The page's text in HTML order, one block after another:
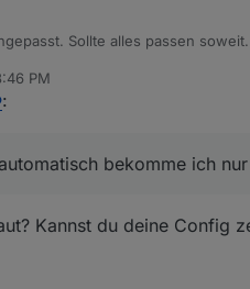
Sollte alles passen
20:54:55","DeviceId":"F-
1}
das Gerät nicht im SHM. :(
PM
:
bekomme ich
Kannst du deine Config